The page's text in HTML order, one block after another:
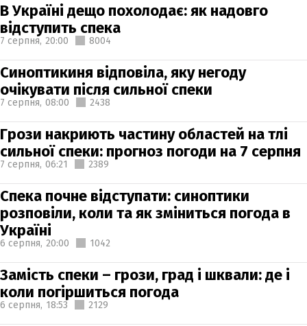
В Україні дещо похолодає: як надовго
відступить спека
7 серпня, 20:00 8004
Синоптикиня відповіла, яку негоду
очікувати після сильної спеки
7 серпня, 08:00 2438
Грози накриють частину областей на тлі
сильної спеки: прогноз погоди на 7 серпня
7 серпня, 06:21 2389
Спека почне відступати: синоптики
розповіли, коли та як зміниться погода в
Україні
6 серпня, 20:00 1042
Замість спеки – грози, град і шквали: де і
коли погіршиться погода
6 серпня, 18:53 2129